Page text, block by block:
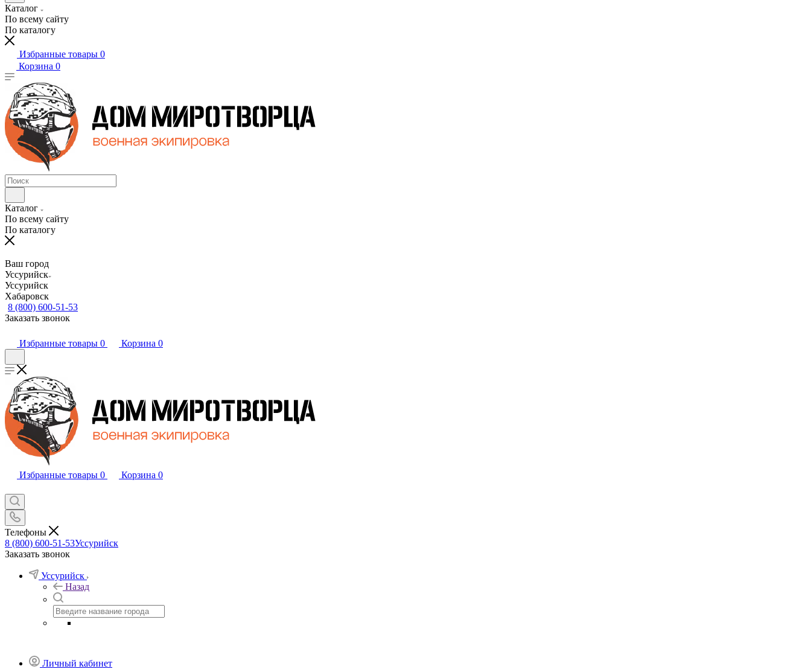
Каталог
По всему сайту
По каталогу
Избранные товары 0
Корзина 0
Каталог
По всему сайту
По каталогу
Ваш город
Уссурийск
Уссурийск
Хабаровск
8 (800) 600-51-53
Заказать звонок
Избранные товары 0 Корзина 0
Избранные товары 0 Корзина 0
Телефоны
8 (800) 600-51-53Уссурийск
Заказать звонок
Уссурийск
Назад
Личный кабинет